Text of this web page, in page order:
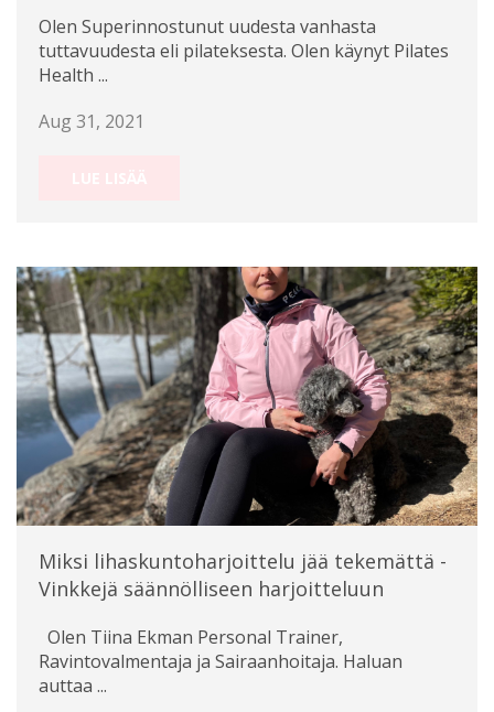
Olen Superinnostunut uudesta vanhasta
tuttavuudesta eli pilateksesta. Olen käynyt Pilates
Health ...
Aug 31, 2021
Miksi lihaskuntoharjoittelu jää tekemättä -
Vinkkejä säännölliseen harjoitteluun
Olen Tiina Ekman Personal Trainer,
Ravintovalmentaja ja Sairaanhoitaja. Haluan
auttaa ...